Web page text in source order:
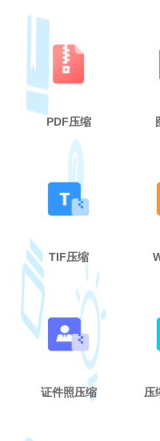
PDF压缩
TIF压缩
证件照压缩 压